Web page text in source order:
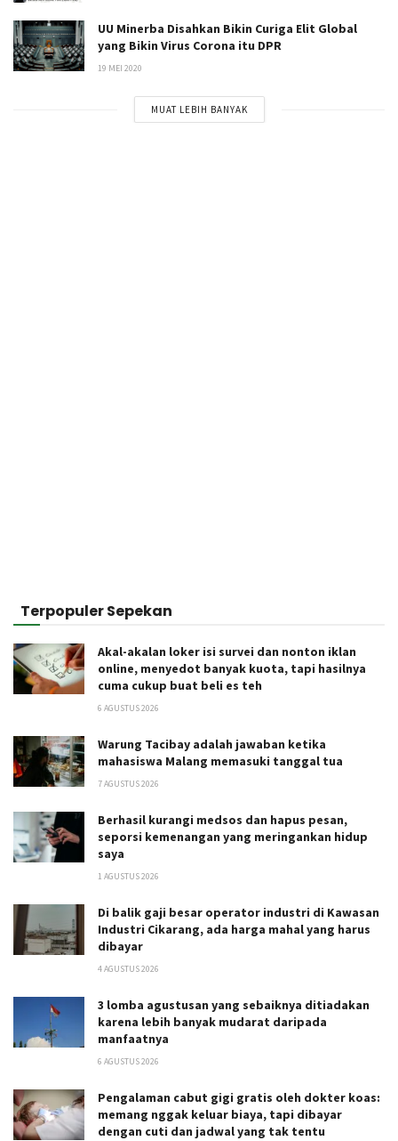
UU Minerba Disahkan Bikin Curiga Elit Global
yang Bikin Virus Corona itu DPR
19 MEI 2020
MUAT LEBIH BANYAK
Terpopuler Sepekan
Akal-akalan loker isi survei dan nonton iklan
online, menyedot banyak kuota, tapi hasilnya
cuma cukup buat beli es teh
6 AGUSTUS 2026
Warung Tacibay adalah jawaban ketika
mahasiswa Malang memasuki tanggal tua
7 AGUSTUS 2026
Berhasil kurangi medsos dan hapus pesan,
seporsi kemenangan yang meringankan hidup
saya
1 AGUSTUS 2026
Di balik gaji besar operator industri di Kawasan
Industri Cikarang, ada harga mahal yang harus
dibayar
4 AGUSTUS 2026
3 lomba agustusan yang sebaiknya ditiadakan
karena lebih banyak mudarat daripada
manfaatnya
6 AGUSTUS 2026
Pengalaman cabut gigi gratis oleh dokter koas:
memang nggak keluar biaya, tapi dibayar
dengan cuti dan jadwal yang tak tentu